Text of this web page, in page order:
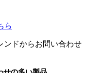
ら
ンドからお問い合わせ